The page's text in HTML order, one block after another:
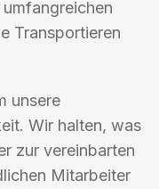
Transportieren
unsere
Wir halten, was
zur vereinbarten
Mitarbeiter